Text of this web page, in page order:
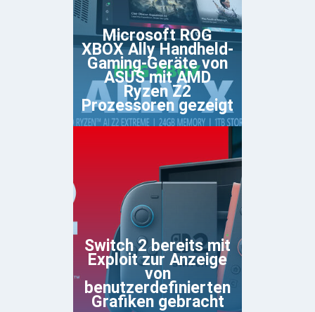
Microsoft ROG
XBOX Ally Handheld-
Gaming-Geräte von
ASUS mit AMD
Ryzen Z2
Prozessoren gezeigt
Switch 2 bereits mit
Exploit zur Anzeige
von
benutzerdefinierten
Grafiken gebracht